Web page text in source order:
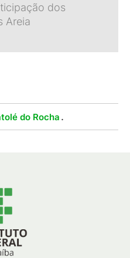
dos
Areia
do Rocha .